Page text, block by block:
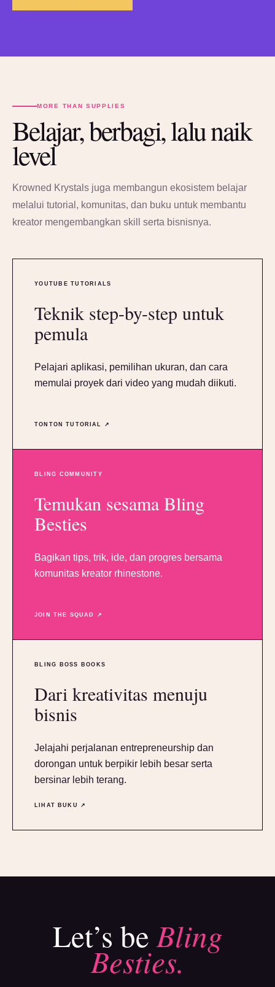
MORE THAN SUPPLIES
Belajar, berbagi, lalu naik
level
Krowned Krystals juga membangun ekosistem belajar
melalui tutorial, komunitas, dan buku untuk membantu
kreator mengembangkan skill serta bisnisnya.
YOUTUBE TUTORIALS
Teknik step-by-step untuk
pemula
Pelajari aplikasi, pemilihan ukuran, dan cara
memulai proyek dari video yang mudah diikuti.
TONTON TUTORIAL ↗
BLING COMMUNITY
Temukan sesama Bling
Besties
Bagikan tips, trik, ide, dan progres bersama
komunitas kreator rhinestone.
JOIN THE SQUAD ↗
BLING BOSS BOOKS
Dari kreativitas menuju
bisnis
Jelajahi perjalanan entrepreneurship dan
dorongan untuk berpikir lebih besar serta
bersinar lebih terang.
LIHAT BUKU ↗
Let’s beBling
Besties.